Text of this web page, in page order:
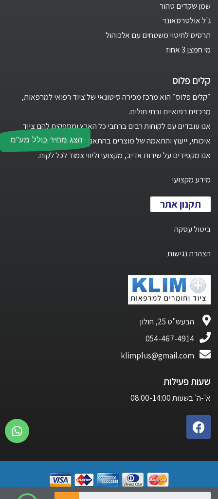
הצג מחיר כולל מע"מ
שמן שקדים טהור
ג'ל אולטרסאונד
תרסיס לחיטוי משטחים עם אלכוהול
מי חמצן 3 אחוז
קלים פלוס
״קלים פלוס״ הוא מרכז מכירה סיטונאי של ציוד רפואי למרפאות,
מרכזים רפואיים ובתי חולים.
אנו עובדים עם לקוחות רבים ברחבי כל הארץ ומספקים להם ציוד
איכותי, ייעוץ והתאמה של מוצרים בהתאם לצרכים שלהם.
אנו מקפידים על שירות אדיב, מקצועי וליווי צמוד לכל לקוח.
מידע מקצועי
תקנון אתר
ביטול עסקה
הצהרת נגישות
הבעש"ט 25, חולון
054-467-4914
klimplus@gmail.com
שעות פעילות
א'-ה' בשעות 08:00-14:00